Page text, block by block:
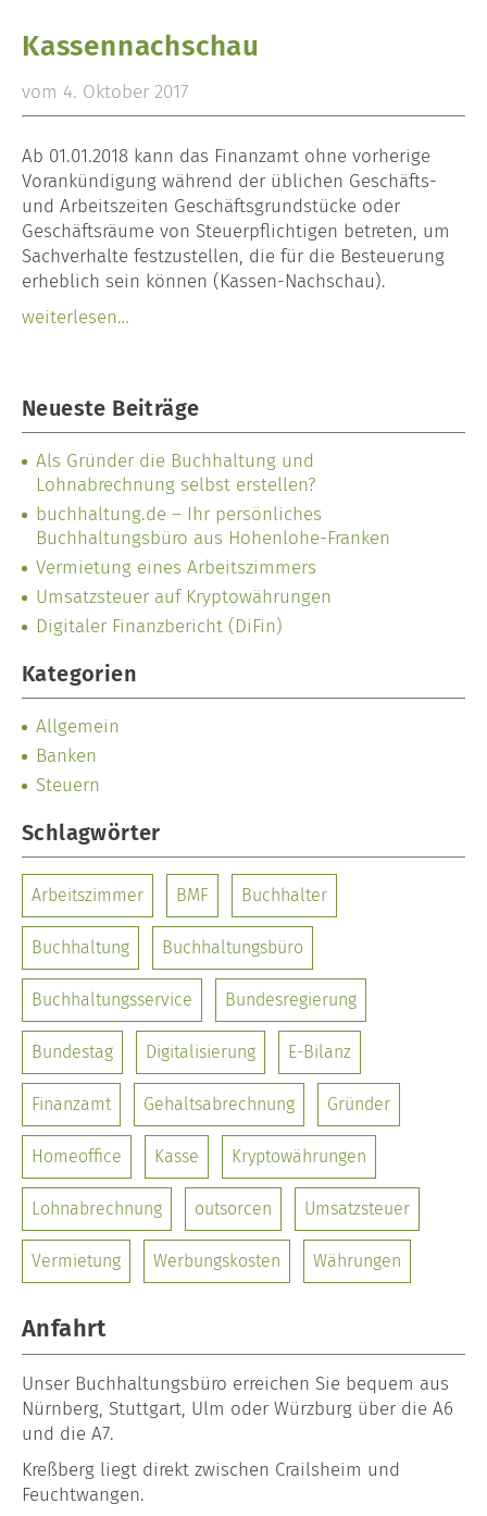
Kassennachschau
vom 4. Oktober 2017
Ab 01.01.2018 kann das Finanzamt ohne vorherige
Vorankündigung während der üblichen Geschäfts-
und Arbeitszeiten Geschäftsgrundstücke oder
Geschäftsräume von Steuerpflichtigen betreten, um
Sachverhalte festzustellen, die für die Besteuerung
erheblich sein können (Kassen-Nachschau).
weiterlesen…
Neueste Beiträge
Als Gründer die Buchhaltung und
Lohnabrechnung selbst erstellen?
buchhaltung.de – Ihr persönliches
Buchhaltungsbüro aus Hohenlohe-Franken
Vermietung eines Arbeitszimmers
Umsatzsteuer auf Kryptowährungen
Digitaler Finanzbericht (DiFin)
Kategorien
Allgemein
Banken
Steuern
Schlagwörter
Arbeitszimmer BMF Buchhalter
Buchhaltung Buchhaltungsbüro
Buchhaltungsservice Bundesregierung
Bundestag Digitalisierung E-Bilanz
Finanzamt Gehaltsabrechnung Gründer
Homeoffice Kasse Kryptowährungen
Lohnabrechnung outsorcen Umsatzsteuer
Vermietung Werbungskosten Währungen
Anfahrt
Unser Buchhaltungsbüro erreichen Sie bequem aus
Nürnberg, Stuttgart, Ulm oder Würzburg über die A6
und die A7.
Kreßberg liegt direkt zwischen Crailsheim und
Feuchtwangen.